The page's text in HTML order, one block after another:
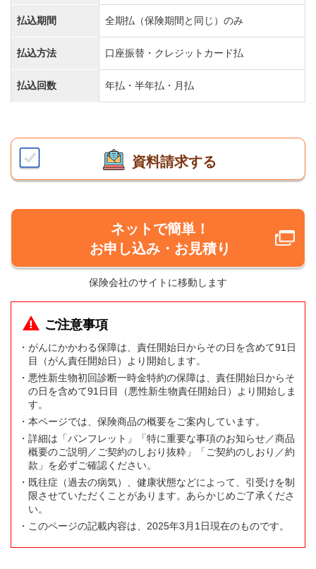
払込期間 全期払（保険期間と同じ）のみ
払込方法 口座振替・クレジットカード払
払込回数 年払・半年払・月払
資料請求する
ネットで簡単！
お申し込み・お見積り
保険会社のサイトに移動します
ご注意事項
・がんにかかわる保障は、責任開始日からその日を含めて91日
目（がん責任開始日）より開始します。
・悪性新生物初回診断一時金特約の保障は、責任開始日からそ
の日を含めて91日目（悪性新生物責任開始日）より開始しま
す。
・本ページでは、保険商品の概要をご案内しています。
・詳細は「パンフレット」「特に重要な事項のお知らせ／商品
概要のご説明／ご契約のしおり抜粋」「ご契約のしおり／約
款」を必ずご確認ください。
・既往症（過去の病気）、健康状態などによって、引受けを制
限させていただくことがあります。あらかじめご了承くださ
い。
・このページの記載内容は、2025年3月1日現在のものです。